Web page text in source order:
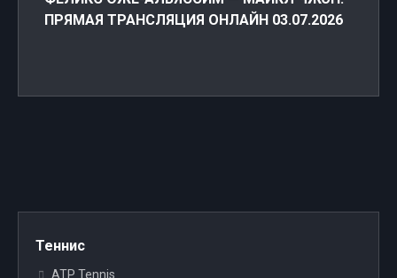
ПРЯМАЯ ТРАНСЛЯЦИЯ ОНЛАЙН 03.07.2026
Теннис
ATP Tennis